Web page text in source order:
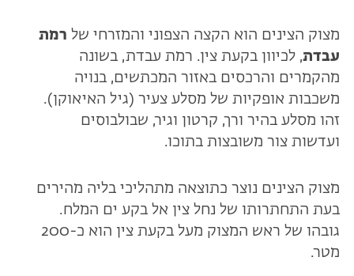
מצוק הצינים הוא הקצה הצפוני והמזרחי של רמת
עבדת, לכיוון בקעת צין. רמת עבדת, בשונה
מהקמרים והרכסים באזור המכתשים, בנויה
משכבות אופקיות של מסלע צעיר (גיל האיאוקן).
זהו מסלע בהיר ורך, קרטון וגיר, שבולבוסים
ועדשות צור משובצות בתוכו.
מצוק הצינים נוצר כתוצאה מתהליכי בליה מהירים
בעת התחתרותו של נחל צין אל בקע ים המלח.
גובהו של ראש המצוק מעל בקעת צין הוא כ-200
מטר.